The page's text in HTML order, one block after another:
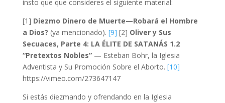
insto que que consideres el siguiente material:
[1] Diezmo Dinero de Muerte—Robará el Hombre
a Dios? (ya mencionado). [9] [2] Oliver y Sus
Secuaces, Parte 4: LA ÉLITE DE SATANÁS 1.2
“Pretextos Nobles”— Esteban Bohr, la Iglesia
Adventista y Su Promoción Sobre el Aborto. [10]
https://vimeo.com/273647147
Si estás diezmando y ofrendando en la Iglesia